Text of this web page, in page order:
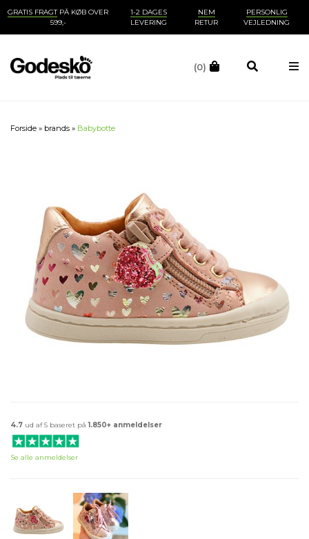
GRATIS FRAGTPÅ KØB OVER
599,-
1-2 DAGES
LEVERING
NEM
RETUR
PERSONLIG
VEJLEDNING
(0)
Forside » brands » Babybotte
4.7 ud af 5 baseret på1.850+ anmeldelser
Se alle anmeldelser